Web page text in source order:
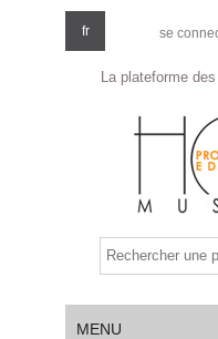
La plateforme
fr se
MENU